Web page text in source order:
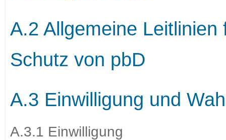
A.2 Allgemeine
Schutz von pbD
A.3 Einwilligung und
A.3.1 Einwilligung